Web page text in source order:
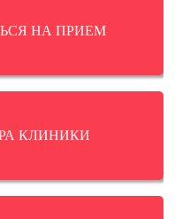
НА ПРИЕМ
КЛИНИКИ